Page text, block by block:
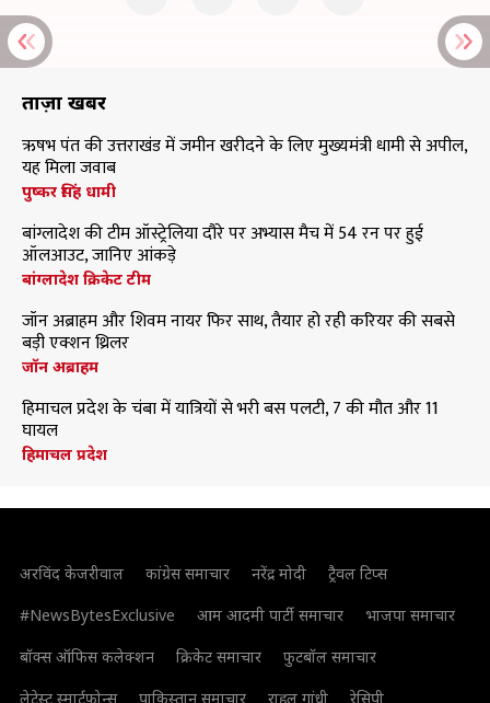
ताज़ा खबरें
ऋषभ पंत की उत्तराखंड में जमीन खरीदने के लिए मुख्यमंत्री धामी से अपील,
यह मिला जवाब
पुष्कर सिंह धामी
बांग्लादेश की टीम ऑस्ट्रेलिया दौरे पर अभ्यास मैच में 54 रन पर हुई
ऑलआउट, जानिए आंकड़े
बांग्लादेश क्रिकेट टीम
जॉन अब्राहम और शिवम नायर फिर साथ, तैयार हो रही करियर की सबसे
बड़ी एक्शन थ्रिलर
जॉन अब्राहम
हिमाचल प्रदेश के चंबा में यात्रियों से भरी बस पलटी, 7 की मौत और 11
घायल
हिमाचल प्रदेश
अरविंद केजरीवाल कांग्रेस समाचार नरेंद्र मोदी
ट्रैवल टिप्स
#NewsBytesExclusive
आम आदमी पार्टी समाचार
भाजपा समाचार
बॉक्स ऑफिस कलेक्शन
क्रिकेट समाचार
फुटबॉल समाचार
लेटेस्ट स्मार्टफोन्स
पाकिस्तान समाचार राहुल गांधी रेसिपी